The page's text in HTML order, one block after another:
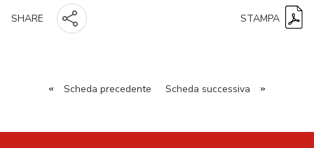
SHARE STAMPA
« Scheda precedente Scheda successiva »